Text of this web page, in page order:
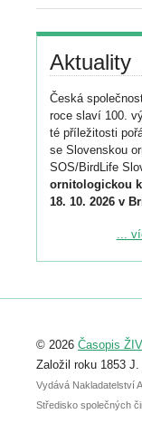
Aktuality
Česká
roce slaví 100.
té příležitosti
se Slovenskou
SOS/BirdLife
ornitologickou
18. 10. 2026 v
Podrobnější
Registrovat se
abstraktu
posteru je už 30.
...
© 2026 Časopis
Založil roku 1853
Vydává Nakladatelství
Středisko společných